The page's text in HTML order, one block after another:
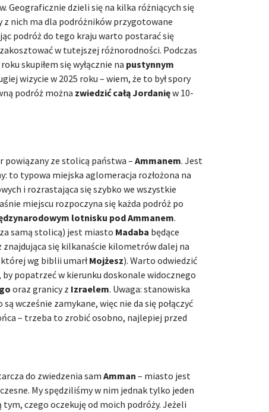
Geograficznie dzieli się na kilka różniących się
z nich ma dla podróżników przygotowane
podróż do tego kraju warto postarać się
w tutejszej różnorodności. Podczas
skupiłem się wyłącznie na pustynnym
wizycie w 2025 roku – wiem, że to był spory
podróż można zwiedzić całą Jordanięw 10-
powiązany ze stolicą państwa – Ammanem. Jest
to typowa miejska aglomeracja rozłożona na
i rozrastająca się szybko we wszystkie
miejscu rozpoczyna się każda podróż po
lotnisku pod Ammanem.
samą stolicą) jest miasto Madaba będące
się kilkanaście kilometrów dalej na
wg biblii umarłMojżesz). Warto odwiedzić
by popatrzeć w kierunku doskonale widocznego
oraz granicy z Izraelem. Uwaga: stanowiska
wcześnie zamykane, więc nie da się połączyć
– trzeba to zrobić osobno, najlepiej przed
do zwiedzenia samAmman – miasto jest
My spędziliśmy w nim jednak tylko jeden
czego oczekuję od moich podróży. Jeżeli